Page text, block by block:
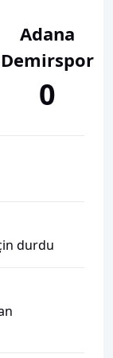
Adana
Demirspor
0
durdu